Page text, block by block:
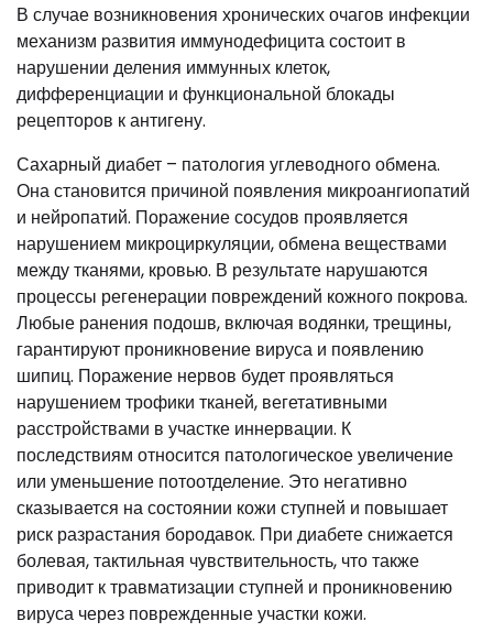
В случае возникновения хронических очагов инфекции
механизм развития иммунодефицита состоит в
нарушении деления иммунных клеток,
дифференциации и функциональной блокады
рецепторов к антигену.
Сахарный диабет – патология углеводного обмена.
Она становится причиной появления микроангиопатий
и нейропатий. Поражение сосудов проявляется
нарушением микроциркуляции, обмена веществами
между тканями, кровью. В результате нарушаются
процессы регенерации повреждений кожного покрова.
Любые ранения подошв, включая водянки, трещины,
гарантируют проникновение вируса и появлению
шипиц. Поражение нервов будет проявляться
нарушением трофики тканей, вегетативными
расстройствами в участке иннервации. К
последствиям относится патологическое увеличение
или уменьшение потоотделение. Это негативно
сказывается на состоянии кожи ступней и повышает
риск разрастания бородавок. При диабете снижается
болевая, тактильная чувствительность, что также
приводит к травматизации ступней и проникновению
вируса через поврежденные участки кожи.